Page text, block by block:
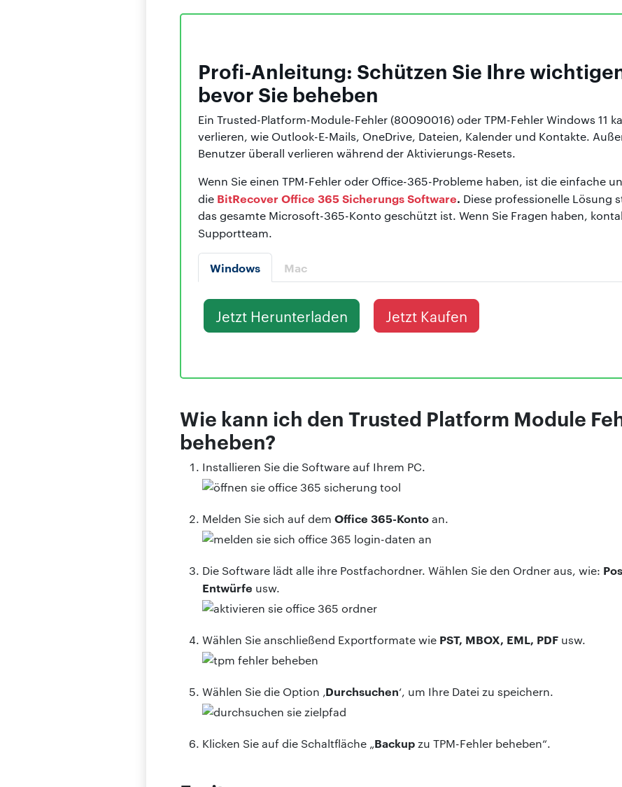
Profi-Anleitung: Schützen Sie Ihre
bevor Sie beheben
Ein Trusted-Platform-Module-Fehler (80090016) oder TPM-Fehler Windows 11
verlieren, wie Outlook-E-Mails, OneDrive, Dateien, Kalender und Kontakte.
Benutzer überall verlieren während der Aktivierungs-Resets.
Wenn Sie einen TPM-Fehler oder Office-365-Probleme haben, ist die einfache
die BitRecover Office 365 Sicherungs Software. Diese professionelle Lösung
das gesamte Microsoft-365-Konto geschützt ist. Wenn Sie Fragen haben,
Supportteam.
Windows Mac
Jetzt Herunterladen Jetzt Kaufen
Wie kann ich den Trusted Platform Module
beheben?
Installieren Sie die Software auf Ihrem PC.
Melden Sie sich auf dem Office 365-Kontoan.
Die Software lädt alle ihre Postfachordner. Wählen Sie den Ordner aus, wie:
Entwürfe usw.
Wählen Sie anschließend Exportformate wie PST, MBOX, EML, PDF usw.
Wählen Sie die Option ‚Durchsuchen‘, um Ihre Datei zu speichern.
Klicken Sie auf die Schaltfläche „Backup zu TPM-Fehler beheben“.